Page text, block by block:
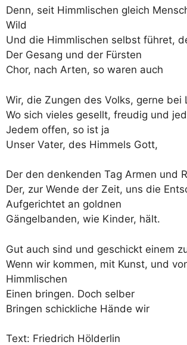
Denn, seit Himmlischen gleich
Wild
Und die Himmlischen selbst führet,
Der Gesang und der Fürsten
Chor, nach Arten, so waren auch
Wir, die Zungen des Volks, gerne bei
Wo sich vieles gesellt, freudig und
Jedem offen, so ist ja
Unser Vater, des Himmels Gott,
Der den denkenden Tag Armen und
Der, zur Wende der Zeit, uns die
Aufgerichtet an goldnen
Gängelbanden, wie Kinder, hält.
Gut auch sind und geschickt einem
Wenn wir kommen, mit Kunst, und
Himmlischen
Einen bringen. Doch selber
Bringen schickliche Hände wir
Text: Friedrich Hölderlin